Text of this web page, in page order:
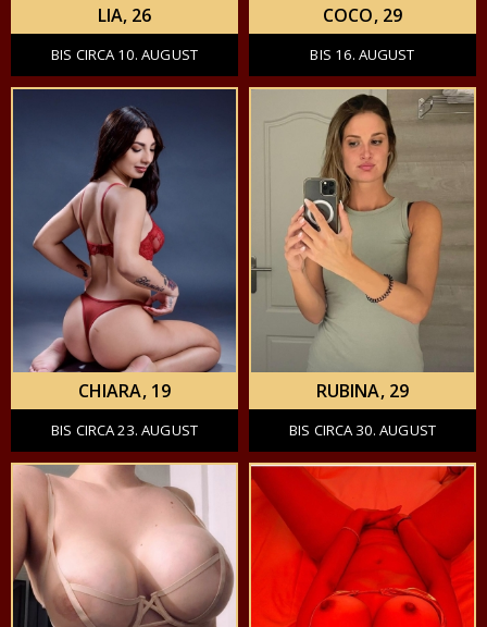
LIA, 26
BIS CIRCA 10. AUGUST
COCO, 29
BIS 16. AUGUST
CHIARA, 19
BIS CIRCA 23. AUGUST
RUBINA, 29
BIS CIRCA 30. AUGUST